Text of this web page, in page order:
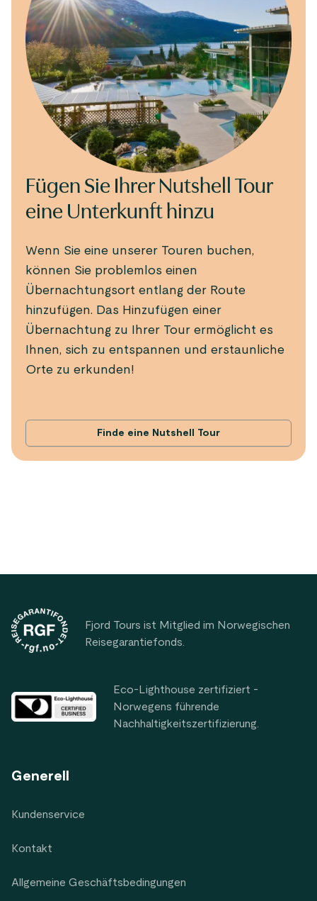
Fügen Sie Ihrer Nutshell Tour
eine Unterkunft hinzu
Wenn Sie eine unserer Touren buchen,
können Sie problemlos einen
Übernachtungsort entlang der Route
hinzufügen. Das Hinzufügen einer
Übernachtung zu Ihrer Tour ermöglicht es
Ihnen, sich zu entspannen und erstaunliche
Orte zu erkunden!
Finde eine Nutshell Tour
Fjord Tours ist Mitglied im Norwegischen
Reisegarantiefonds.
Eco-Lighthouse zertifiziert -
Norwegens führende
Nachhaltigkeitszertifizierung.
Generell
Kundenservice
Kontakt
Allgemeine Geschäftsbedingungen